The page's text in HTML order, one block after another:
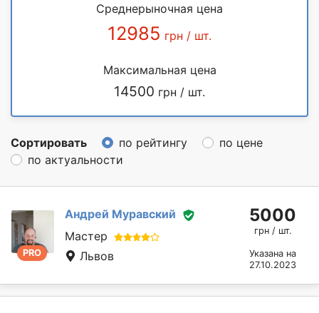
Среднерыночная цена
12985 грн / шт.
Максимальная цена
14500 грн / шт.
Сортировать по рейтингу
по цене
по актуальности
PRO
Андрей Муравский
Мастер
Львов
5000
грн / шт.
Указана на
27.10.2023